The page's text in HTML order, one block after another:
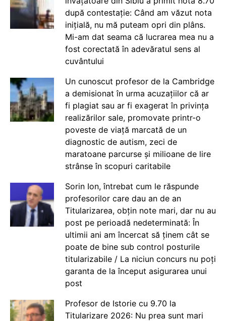
după contestație: Când am văzut nota
inițială, nu mă puteam opri din plâns.
Mi-am dat seama că lucrarea mea nu a
fost corectată în adevăratul sens al
cuvântului
Un cunoscut profesor de la Cambridge
a demisionat în urma acuzațiilor că ar
fi plagiat sau ar fi exagerat în privința
realizărilor sale, promovate printr-o
poveste de viață marcată de un
diagnostic de autism, zeci de
maratoane parcurse și milioane de lire
strânse în scopuri caritabile
Sorin Ion, întrebat cum le răspunde
profesorilor care dau an de an
Titularizarea, obțin note mari, dar nu au
post pe perioadă nedeterminată: În
ultimii ani am încercat să ținem cât se
poate de bine sub control posturile
titularizabile / La niciun concurs nu poți
garanta de la început asigurarea unui
post
Profesor de Istorie cu 9.70 la
Titularizare 2026: Nu prea sunt mari